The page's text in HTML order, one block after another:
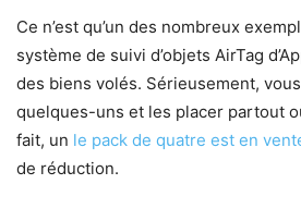
Ce n’est qu’un des nombreux
système de suivi d’objets AirTag
des biens volés. Sérieusement,
quelques-uns et les placer partout
fait, un le pack de quatre est en
de réduction.